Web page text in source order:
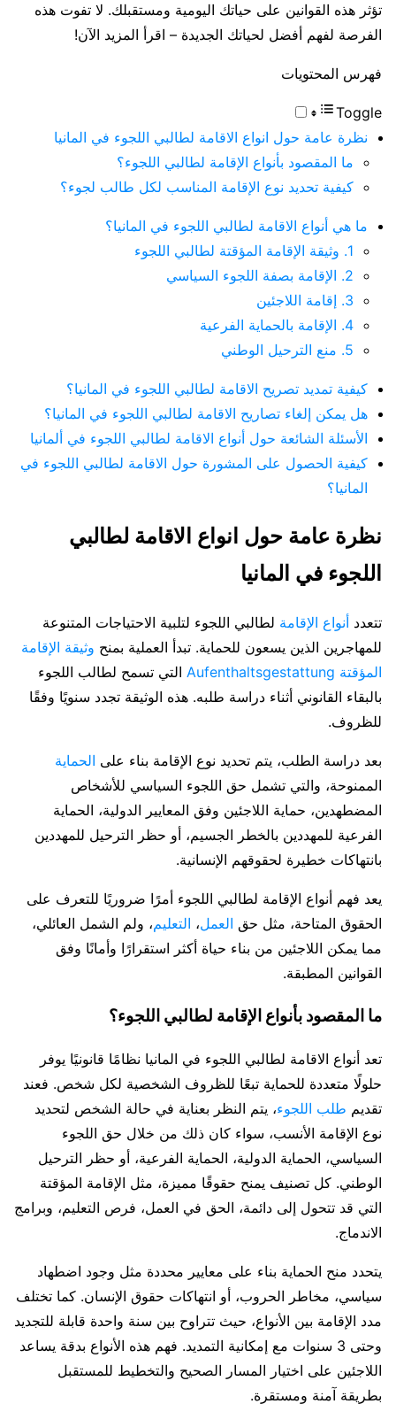
تؤثر هذه القوانين على حياتك اليومية ومستقبلك. لا تفوت هذه
الفرصة لفهم أفضل لحياتك الجديدة – اقرأ المزيد الآن!
فهرس المحتويات
Toggle
نظرة عامة حول انواع الاقامة لطالبي اللجوء في المانيا
ما المقصود بأنواع الإقامة لطالبي اللجوء؟
كيفية تحديد نوع الإقامة المناسب لكل طالب لجوء؟
ما هي أنواع الاقامة لطالبي اللجوء في المانيا؟
1. وثيقة الإقامة المؤقتة لطالبي اللجوء
2. الإقامة بصفة اللجوء السياسي
3. إقامة اللاجئين
4. الإقامة بالحماية الفرعية
5. منع الترحيل الوطني
كيفية تمديد تصريح الاقامة لطالبي اللجوء في المانيا؟
هل يمكن إلغاء تصاريح الاقامة لطالبي اللجوء في المانيا؟
الأسئلة الشائعة حول أنواع الاقامة لطالبي اللجوء في ألمانيا
كيفية الحصول على المشورة حول الاقامة لطالبي اللجوء في
المانيا؟
نظرة عامة حول انواع الاقامة لطالبي
اللجوء في المانيا
تتعدد أنواع الإقامة لطالبي اللجوء لتلبية الاحتياجات المتنوعة
للمهاجرين الذين يسعون للحماية. تبدأ العملية بمنح وثيقة الإقامة
المؤقتة Aufenthaltsgestattung
التي تسمح لطالب اللجوء
بالبقاء القانوني أثناء دراسة طلبه. هذه الوثيقة تجدد سنويًا وفقًا
للظروف.
بعد دراسة الطلب، يتم تحديد نوع الإقامة بناء على الحماية
الممنوحة، والتي تشمل حق اللجوء السياسي للأشخاص
المضطهدين، حماية اللاجئين وفق المعايير الدولية، الحماية
الفرعية للمهددين بالخطر الجسيم، أو حظر الترحيل للمهددين
بانتهاكات خطيرة لحقوقهم الإنسانية.
يعد فهم أنواع الإقامة لطالبي اللجوء أمرًا ضروريًا للتعرف على
الحقوق المتاحة، مثل حق العمل، التعليم، ولم الشمل العائلي،
مما يمكن اللاجئين من بناء حياة أكثر استقرارًا وأمانًا وفق
القوانين المطبقة.
ما المقصود بأنواع الإقامة لطالبي اللجوء؟
تعد أنواع الاقامة لطالبي اللجوء في المانيا نظامًا قانونيًا يوفر
حلولًا متعددة للحماية تبعًا للظروف الشخصية لكل شخص. فعند
تقديم طلب اللجوء، يتم النظر بعناية في حالة الشخص لتحديد
نوع الإقامة الأنسب، سواء كان ذلك من خلال حق اللجوء
السياسي، الحماية الدولية، الحماية الفرعية، أو حظر الترحيل
الوطني. كل تصنيف يمنح حقوقًا مميزة، مثل الإقامة المؤقتة
التي قد تتحول إلى دائمة، الحق في العمل، فرص التعليم، وبرامج
الاندماج.
يتحدد منح الحماية بناء على معايير محددة مثل وجود اضطهاد
سياسي، مخاطر الحروب، أو انتهاكات حقوق الإنسان. كما تختلف
مدد الإقامة بين الأنواع، حيث تتراوح بين سنة واحدة قابلة للتجديد
وحتى 3 سنوات مع إمكانية التمديد. فهم هذه الأنواع بدقة يساعد
اللاجئين على اختيار المسار الصحيح والتخطيط للمستقبل
بطريقة آمنة ومستقرة.